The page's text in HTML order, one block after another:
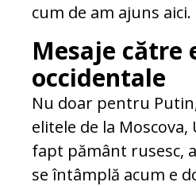
cum de am ajuns aici.
Mesaje către
occidentale
Nu doar pentru
elitele de la Moscova,
fapt pământ rusesc,
se întâmplă acum e